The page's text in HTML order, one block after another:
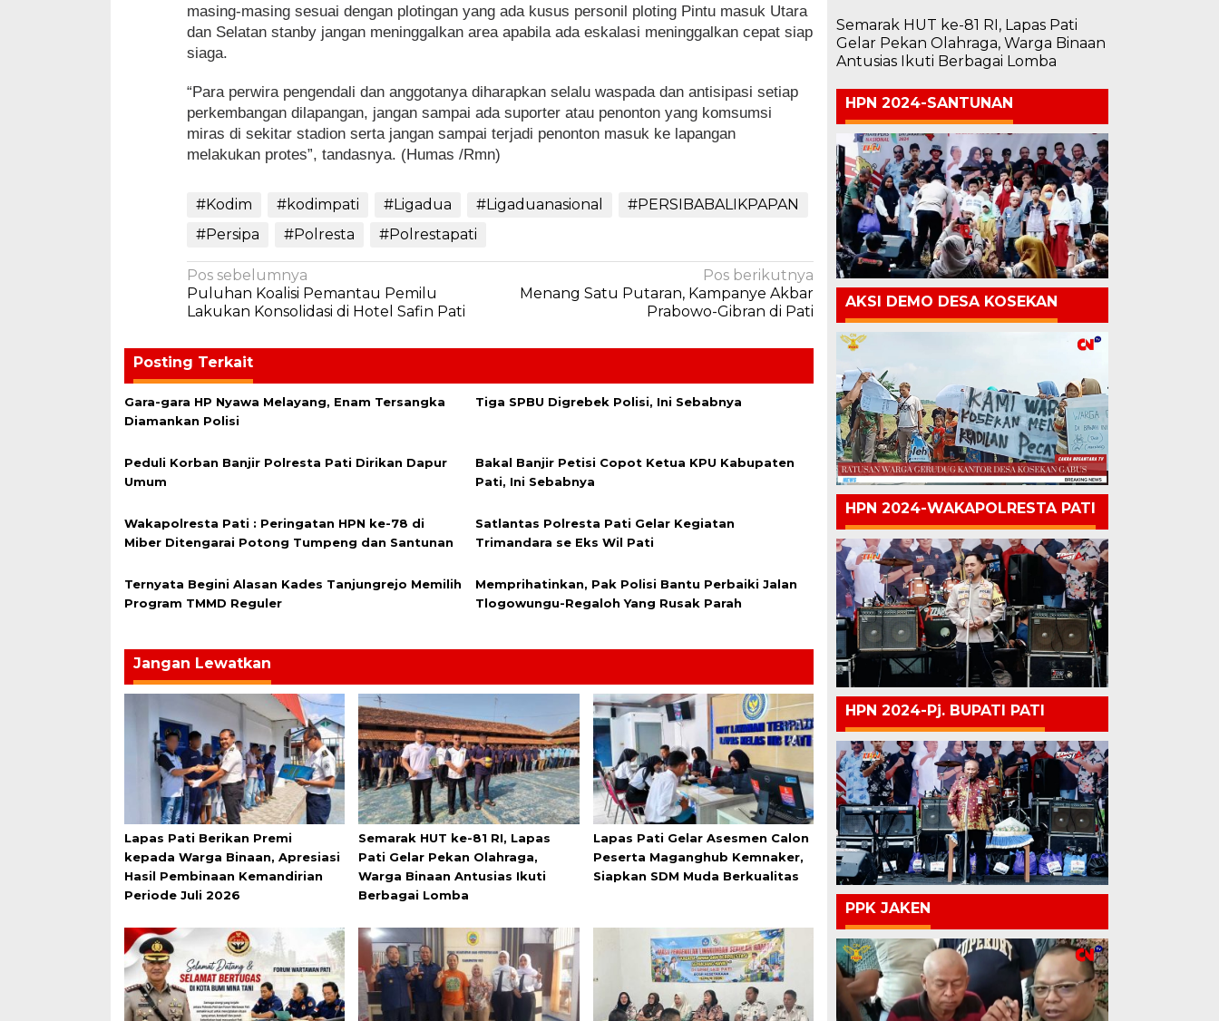
masing-masing sesuai dengan plotingan yang ada kusus personil ploting Pintu masuk Utara
dan Selatan stanby jangan meninggalkan area apabila ada eskalasi meninggalkan cepat siap
siaga.
“Para perwira pengendali dan anggotanya diharapkan selalu waspada dan antisipasi setiap
perkembangan dilapangan, jangan sampai ada suporter atau penonton yang komsumsi
miras di sekitar stadion serta jangan sampai terjadi penonton masuk ke lapangan
melakukan protes”, tandasnya. (Humas /Rmn)
#Kodim #kodimpati #Ligadua #Ligaduanasional
#PERSIBABALIKPAPAN
#Persipa
#Polresta #Polrestapati
Navigasi
pos
Pos sebelumnya
Puluhan Koalisi Pemantau Pemilu
Lakukan Konsolidasi di Hotel Safin Pati
Pos berikutnya
Menang Satu Putaran, Kampanye Akbar
Prabowo-Gibran di Pati
Posting Terkait
Gara-gara HP Nyawa Melayang, Enam Tersangka
Diamankan Polisi
Tiga SPBU Digrebek Polisi, Ini Sebabnya
Peduli Korban Banjir Polresta Pati Dirikan Dapur
Umum
Bakal Banjir Petisi Copot Ketua KPU Kabupaten
Pati, Ini Sebabnya
Wakapolresta Pati : Peringatan HPN ke-78 di
Miber Ditengarai Potong Tumpeng dan Santunan
Satlantas Polresta Pati Gelar Kegiatan
Trimandara se Eks Wil Pati
Ternyata Begini Alasan Kades Tanjungrejo Memilih
Program TMMD Reguler
Memprihatinkan, Pak Polisi Bantu Perbaiki Jalan
Tlogowungu-Regaloh Yang Rusak Parah
Jangan Lewatkan
Lapas Pati Berikan Premi
kepada Warga Binaan, Apresiasi
Hasil Pembinaan Kemandirian
Periode Juli 2026
Semarak HUT ke-81 RI, Lapas
Pati Gelar Pekan Olahraga,
Warga Binaan Antusias Ikuti
Berbagai Lomba
Lapas Pati Gelar Asesmen Calon
Peserta Maganghub Kemnaker,
Siapkan SDM Muda Berkualitas
Semarak HUT ke-81 RI, Lapas Pati
Gelar Pekan Olahraga, Warga Binaan
Antusias Ikuti Berbagai Lomba
HPN 2024-SANTUNAN
AKSI DEMO DESA KOSEKAN
HPN 2024-WAKAPOLRESTA PATI
HPN 2024-Pj. BUPATI PATI
PPK JAKEN